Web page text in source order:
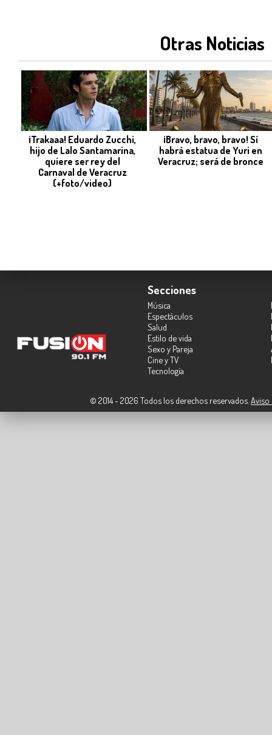
Otras Noticias
¡Trakaaa! Eduardo Zucchi,
hijo de Lalo Santamarina,
quiere ser rey del
Carnaval de Veracruz
(+foto/video)
¡Bravo, bravo, bravo! Sí
habrá estatua de Yuri en
Veracruz; será de bronce
Secciones
Música
Espectáculos
Salud
Estilo de vida
Sexo y Pareja
Cine y TV
Tecnología
© 2014 - 2026 Todos los derechos reservados. Aviso